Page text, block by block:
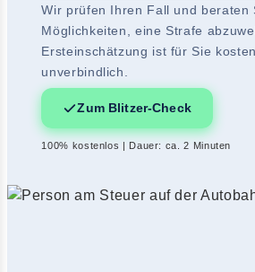
Wir prüfen Ihren Fall und beraten
Möglichkeiten, eine Strafe
Ersteinschätzung ist für Sie
unverbindlich.
Zum Blitzer-Check
100% kostenlos | Dauer: ca. 2 Minuten